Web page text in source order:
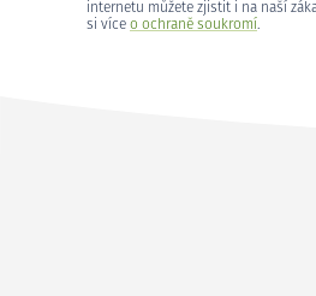
internetu můžete zjistit i na naší
si více o ochraně soukromí.